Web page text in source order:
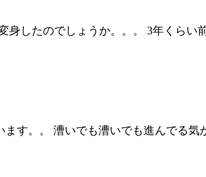
したのでしょうか。。。 3年くら
ます。。 漕いでも漕いでも進んで